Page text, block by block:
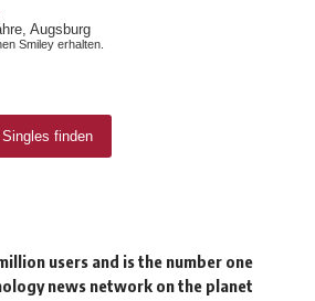
users and is the number one
news network on the planet